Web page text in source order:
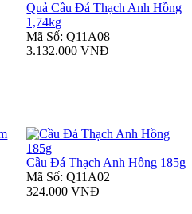
Quả Cầu Đá Thạch Anh Hồng
1,74kg
Mã Số: Q11A08
3.132.000 VNĐ
Cầu Đá Thạch Anh Hồng 185g
Mã Số: Q11A02
324.000 VNĐ